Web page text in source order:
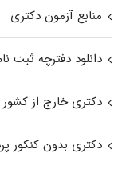
منابع آزمون دکتری
دانلود دفترچه ثبت
دکتری خارج از کشور
دکتری بدون کنکور